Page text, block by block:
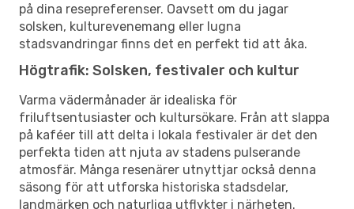
på dina resepreferenser. Oavsett om du jagar
solsken, kulturevenemang eller lugna
stadsvandringar finns det en perfekt tid att åka.
Högtrafik: Solsken, festivaler och kultur
Varma vädermånader är idealiska för
friluftsentusiaster och kultursökare. Från att slappa
på kaféer till att delta i lokala festivaler är det den
perfekta tiden att njuta av stadens pulserande
atmosfär. Många resenärer utnyttjar också denna
säsong för att utforska historiska stadsdelar,
landmärken och naturliga utflykter i närheten.